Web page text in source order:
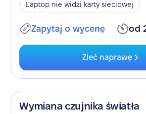
Laptop nie widzi karty sieciowej
Zapytaj o wycenę od
Zleć naprawę
Wymiana czujnika światła